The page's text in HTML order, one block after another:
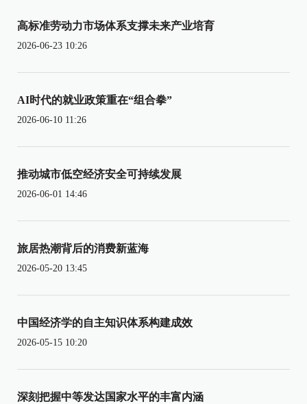
高标准劳动力市场体系支撑未来产业培育
2026-06-23 10:26
AI时代的就业政策重在“组合拳”
2026-06-10 11:26
推动城市低空经济安全可持续发展
2026-06-01 14:46
旅居热潮背后的消费新蓝海
2026-05-20 13:45
中国经济学的自主知识体系构建成效
2026-05-15 10:20
深刻把握中等发达国家水平的丰富内涵